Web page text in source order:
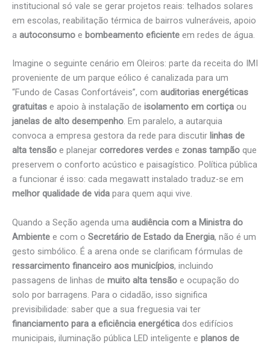
institucional só vale se gerar projetos reais: telhados solares
em escolas, reabilitação térmica de bairros vulneráveis, apoio
a autoconsumo e bombeamento eficiente em redes de água.
Imagine o seguinte cenário em Oleiros: parte da receita do IMI
proveniente de um parque eólico é canalizada para um
“Fundo de Casas Confortáveis”, com auditorias energéticas
gratuitas e apoio à instalação de isolamento em cortiça ou
janelas de alto desempenho. Em paralelo, a autarquia
convoca a empresa gestora da rede para discutir linhas de
alta tensão e planejar corredores verdes e zonas tampão que
preservem o conforto acústico e paisagístico. Política pública
a funcionar é isso: cada megawatt instalado traduz-se em
melhor qualidade de vida para quem aqui vive.
Quando a Seção agenda uma audiência com a Ministra do
Ambiente e com o Secretário de Estado da Energia, não é um
gesto simbólico. É a arena onde se clarificam fórmulas de
ressarcimento financeiro aos municípios, incluindo
passagens de linhas de muito alta tensão e ocupação do
solo por barragens. Para o cidadão, isso significa
previsibilidade: saber que a sua freguesia vai ter
financiamento para a eficiência energética dos edifícios
municipais, iluminação pública LED inteligente e planos de